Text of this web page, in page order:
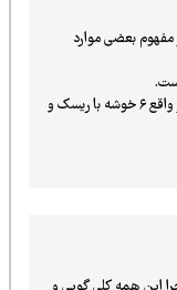
بعضی موارد
پراکندگی وجود داشته و این ۶ خوشه مطرح شده در واقع ۶ خوشه با ریسک و